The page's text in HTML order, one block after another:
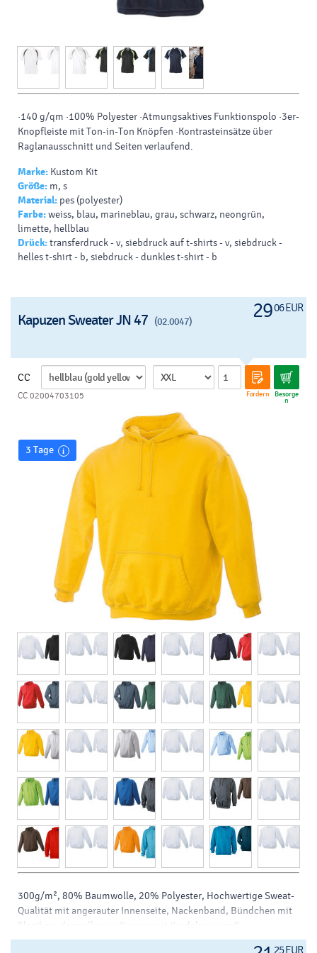
·140 g/qm ·100% Polyester ·Atmungsaktives Funktionspolo ·3er-
Knopfleiste mit Ton-in-Ton Knöpfen ·Kontrasteinsätze über
Raglanausschnitt und Seiten verlaufend.
Marke: Kustom Kit
Größe: m, s
Material: pes (polyester)
Farbe:weiss, blau, marineblau, grau, schwarz, neongrün,
limette, hellblau
Drück:transferdruck - v, siebdruck auf t-shirts - v, siebdruck -
helles t-shirt - b, siebdruck - dunkles t-shirt - b
2906 EUR
Kapuzen Sweater JN 47 (02.0047)
CC
Fordern Besorge
n
CC 02004703105
3 Tage
300g/m², 80% Baumwolle, 20% Polyester, Hochwertige Sweat-
Qualität mit angerauter Innenseite, Nackenband, Bündchen mit
Elasthan, doppellagige Kapuze mit Kordelzug, große
Kängurutasche, 60° waschbar
25 EUR